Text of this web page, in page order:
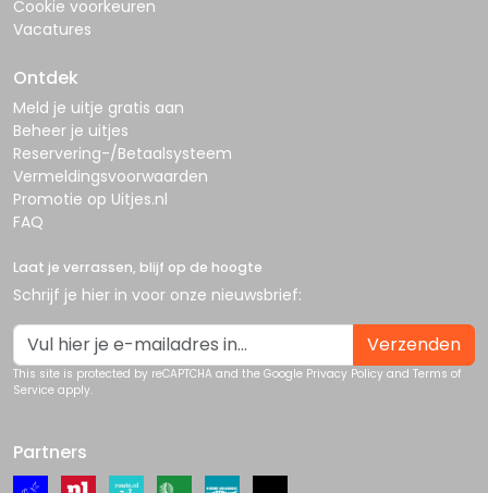
Cookie voorkeuren
Vacatures
Ontdek
Meld je uitje gratis aan
Beheer je uitjes
Reservering-/Betaalsysteem
Vermeldingsvoorwaarden
Promotie op Uitjes.nl
FAQ
Laat je verrassen, blijf op de hoogte
Schrijf je hier in voor onze nieuwsbrief:
Verzenden
This site is protected by reCAPTCHA and the Google Privacy Policy and Terms of
Service apply.
Partners